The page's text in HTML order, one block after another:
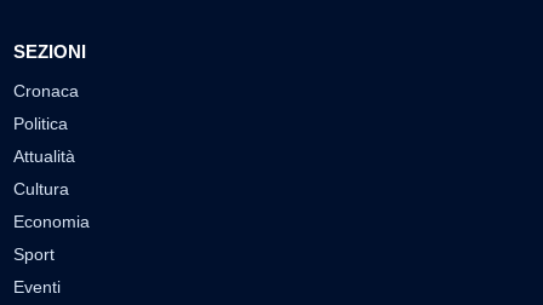
SEZIONI
Cronaca
Politica
Attualità
Cultura
Economia
Sport
Eventi